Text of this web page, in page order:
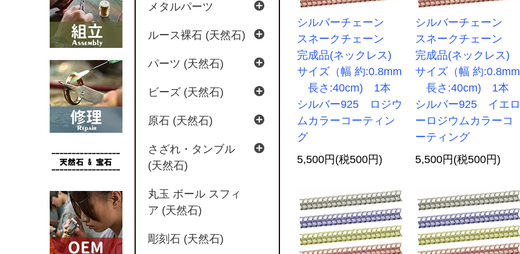
シルバーチェーン
スネークチェーン
完成品(ネックレス)
サイズ（幅 約:0.8mm
長さ:40cm) 1本
シルバー925 ロジウ
ムカラーコーティン
グ
5,500円(税500円)
シルバーチェーン
スネークチェーン
完成品(ネックレス)
サイズ（幅 約:0.8mm
長さ:40cm) 1本
シルバー925 イエロ
ーロジウムカラーコ
ーティング
5,500円(税500円)
メタルパーツ
ルース裸石 (天然石)
パーツ (天然石)
ビーズ (天然石)
原石 (天然石)
さざれ・タンブル
(天然石)
丸玉 ボール スフィ
ア (天然石)
彫刻石 (天然石)